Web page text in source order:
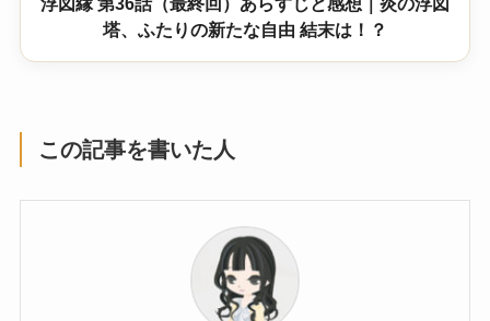
塔、ふたりの新たな自由 結末は！？
この記事を書いた人